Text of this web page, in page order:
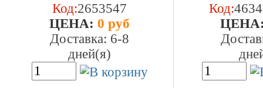
Код:2653547
ЦEHA: 0 руб
Доставка: 6-8
дней(я)
Код: